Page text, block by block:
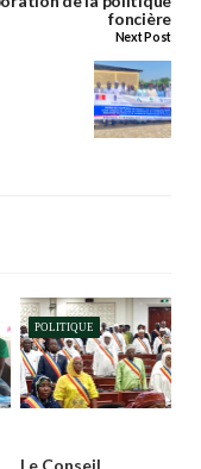
foncière
Next Post
POLITIQUE
Le Conseil